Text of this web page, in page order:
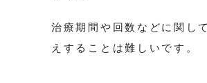
治療期間や回数などに関し
えすることは難しいです。